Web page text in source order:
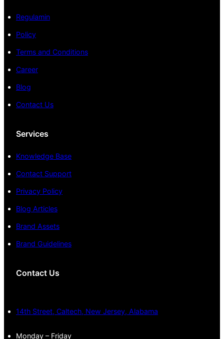
Regulamin
Policy
Terms and Conditions
Career
Blog
Contact Us
Services
Knowledge Base
Contact Support
Privacy Policy
Blog Articles
Brand Assets
Brand Guidelines
Contact Us
14th Street, Caltech, New Jersey, Alabama
Monday – Friday